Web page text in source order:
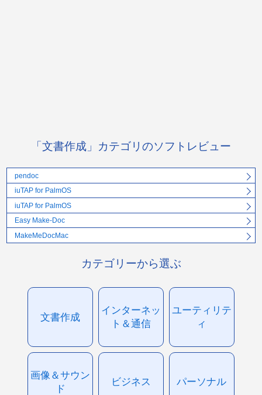
「文書作成」カテゴリのソフトレビュー
pendoc
iuTAP for PalmOS
iuTAP for PalmOS
Easy Make-Doc
MakeMeDocMac
カテゴリーから選ぶ
文書作成
インターネッ
ト＆通信
ユーティリテ
ィ
画像＆サウン
ド
ビジネス パーソナル